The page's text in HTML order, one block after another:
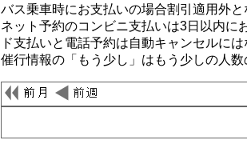
バス乗車時にお支払いの場合割引適用外
ネット予約のコンビニ支払いは3日以内に
ド支払いと電話予約は自動キャンセルに
催行情報の「もう少し」はもう少しの人